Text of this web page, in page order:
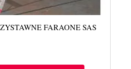
FARAONE SAS